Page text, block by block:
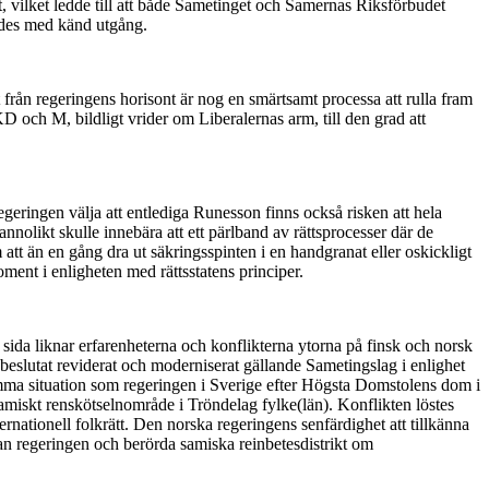
ledde till att både Sametinget och Samernas Riksförbudet
med känd utgång.
regeringens horisont är nog en smärtsamt processa att rulla fram
och M, bildligt vrider om Liberalernas arm, till den grad att
välja att entlediga Runesson finns också risken att hela
skulle innebära att ett pärlband av rättsprocesser där de
än en gång dra ut säkringsspinten i en handgranat eller oskickligt
i enligheten med rättsstatens principer.
liknar erfarenheterna och konflikterna ytorna på finsk och norsk
reviderat och moderniserat gällande Sametingslag i enlighet
situation som regeringen i Sverige efter Högsta Domstolens dom i
renskötselnområde i Tröndelag fylke(län). Konflikten löstes
folkrätt. Den norska regeringens senfärdighet att tillkänna
regeringen och berörda samiska reinbetesdistrikt om